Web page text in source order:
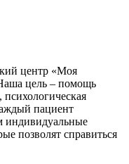
центр «Моя
цель – помощь
пациент
индивидуальные
позволят справиться